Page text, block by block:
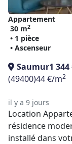
Appartement
30 m2
• 1 pièce
• Ascenseur
Saumur1 344
(49400)44 €/m2
il y a 9 jours
Location
résidence
installé dans